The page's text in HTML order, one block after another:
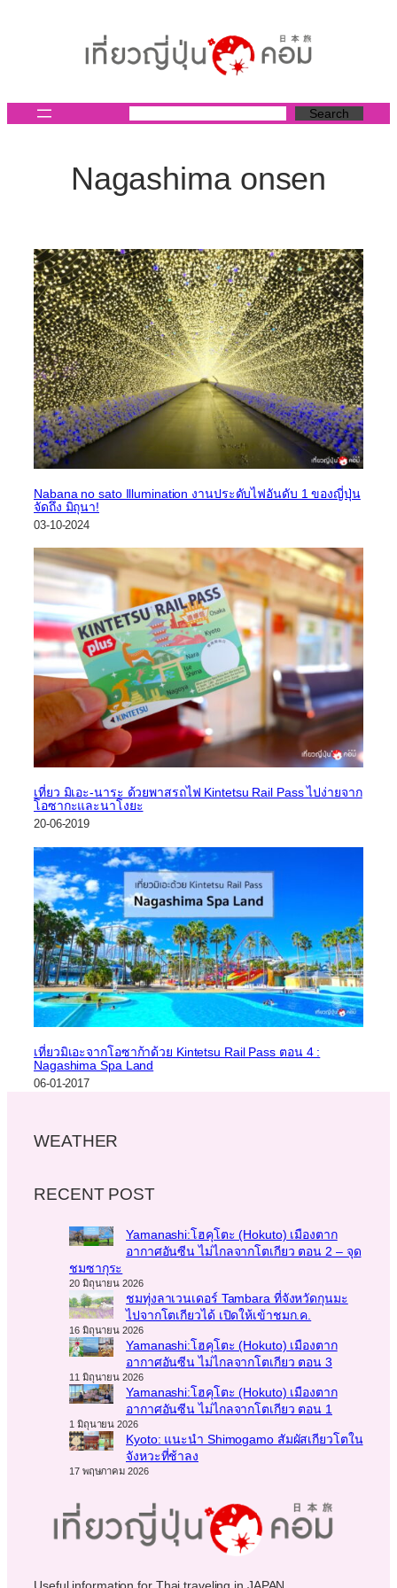
Search
Nagashima onsen
Nabana no sato Illumination งานประดับไฟอันดับ 1 ของญี่ปุ่น
จัดถึง มิถุนา!
03-10-2024
เที่ยว มิเอะ-นาระ ด้วยพาสรถไฟ Kintetsu Rail Pass ไปง่ายจาก
โอซากะและนาโงยะ
20-06-2019
เที่ยวมิเอะจากโอซาก้าด้วย Kintetsu Rail Pass ตอน 4 :
Nagashima Spa Land
06-01-2017
WEATHER
RECENT POST
Yamanashi:โฮคุโตะ (Hokuto) เมืองตาก
อากาศอันซีน ไม่ไกลจากโตเกียว ตอน 2 – จุด
ชมซากุระ
20 มิถุนายน 2026
ชมทุ่งลาเวนเดอร์ Tambara ที่จังหวัดกุนมะ
ไปจากโตเกียวได้ เปิดให้เข้าชมก.ค.
16 มิถุนายน 2026
Yamanashi:โฮคุโตะ (Hokuto) เมืองตาก
อากาศอันซีน ไม่ไกลจากโตเกียว ตอน 3
11 มิถุนายน 2026
Yamanashi:โฮคุโตะ (Hokuto) เมืองตาก
อากาศอันซีน ไม่ไกลจากโตเกียว ตอน 1
1 มิถุนายน 2026
Kyoto: แนะนำ Shimogamo สัมผัสเกียวโตใน
จังหวะที่ช้าลง
17 พฤษภาคม 2026
Useful information for Thai traveling in JAPAN.